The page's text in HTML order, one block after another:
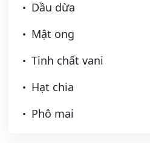
Dầu dừa
Mật ong
Tinh chất vani
Hạt chia
Phô mai